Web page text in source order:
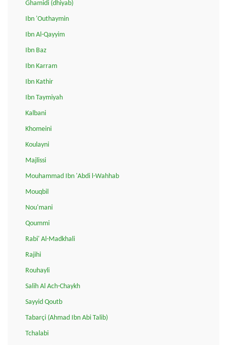
Ghamidi (dhiyab)
Ibn 'Outhaymin
Ibn Al-Qayyim
Ibn Baz
Ibn Karram
Ibn Kathir
Ibn Taymiyah
Kalbani
Khomeini
Koulayni
Majlissi
Mouhammad Ibn 'Abdi l-Wahhab
Mouqbil
Nou'mani
Qoummi
Rabi' Al-Madkhali
Rajihi
Rouhayli
Salih Al Ach-Chaykh
Sayyid Qoutb
Tabarçi (Ahmad Ibn Abi Talib)
Tchalabi